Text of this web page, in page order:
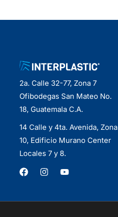
2a. Calle 32-77, Zona 7
Ofibodegas San Mateo No.
18, Guatemala C.A.
14 Calle y 4ta. Avenida, Zona
10, Edificio Murano Center
Locales 7 y 8.